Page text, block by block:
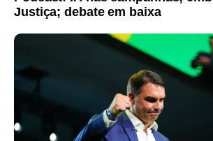
Justiça; debate em baixa